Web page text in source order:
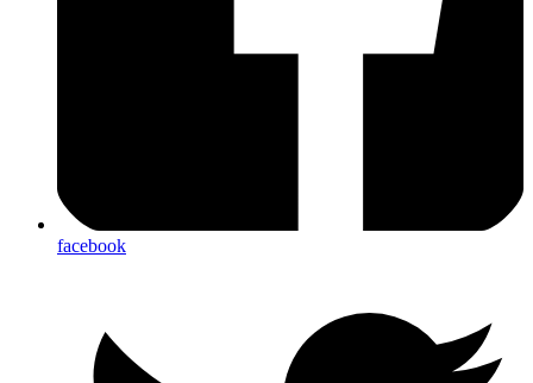
facebook